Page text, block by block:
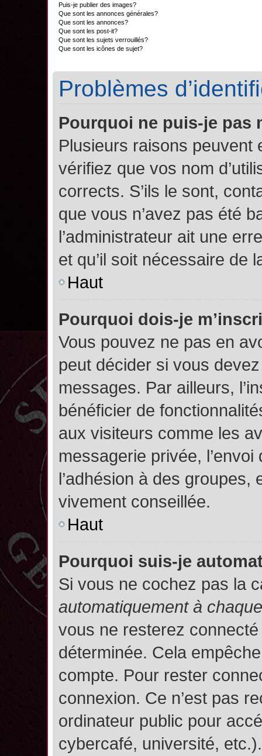
Puis-je publier des images?
Que sont les annonces générales?
Que sont les annonces?
Que sont les post-it?
Que sont les sujets verrouillés?
Que sont les icônes de sujet?
Problèmes
Pourquoi ne puis-je pas
Plusieurs raisons peuvent
vérifiez que vos nom
corrects. S’ils le sont,
que vous n’avez pas été
l’administrateur ait une
et qu’il soit nécessaire de
Haut
Pourquoi dois-je
Vous pouvez ne pas en
peut décider si vous
messages. Par ailleurs,
bénéficier de
aux visiteurs comme les
messagerie privée,
l’adhésion à des groupes,
vivement conseillée.
Haut
Pourquoi suis-je
Si vous ne cochez pas la
automatiquement à
vous ne resterez
déterminée. Cela
compte. Pour rester
connexion. Ce n’est pas
ordinateur public pour
cybercafé, université,